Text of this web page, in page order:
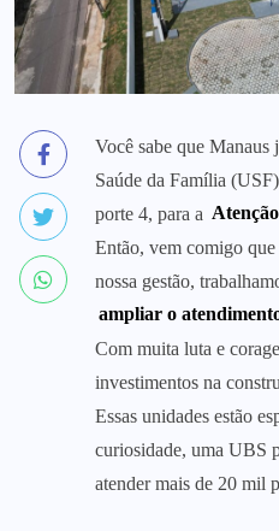
Você sabe que Manaus
Saúde da Família
porte 4, para a
Então, vem comigo
nossa gestão,
ampliar o
Com muita luta e
investimentos na
Essas unidades estão
curiosidade, uma UBS
atender mais de 20 mil